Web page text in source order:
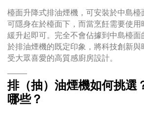
檯面升降式排油煙機，可安裝於中島
可隱身在於檯面下，而當烹飪需要使用
緩升起即可。完全不會佔據到中島檯
於排油煙機的既定印象，將科技創新與
受大眾喜愛的高質感廚房設計。
排（抽）油煙機如何挑選
哪些？